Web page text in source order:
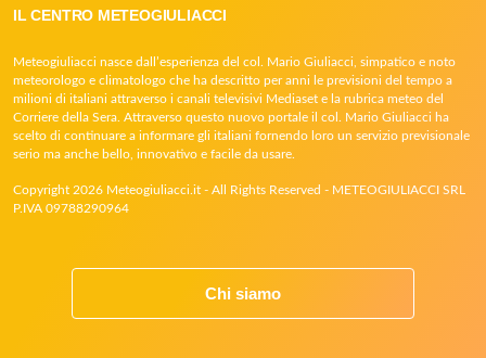
IL CENTRO METEOGIULIACCI
Meteogiuliacci nasce dall’esperienza del col. Mario Giuliacci, simpatico e noto
meteorologo e climatologo che ha descritto per anni le previsioni del tempo a
milioni di italiani attraverso i canali televisivi Mediaset e la rubrica meteo del
Corriere della Sera. Attraverso questo nuovo portale il col. Mario Giuliacci ha
scelto di continuare a informare gli italiani fornendo loro un servizio previsionale
serio ma anche bello, innovativo e facile da usare.
Copyright 2026 Meteogiuliacci.it - All Rights Reserved - METEOGIULIACCI SRL
P.IVA 09788290964
Chi siamo